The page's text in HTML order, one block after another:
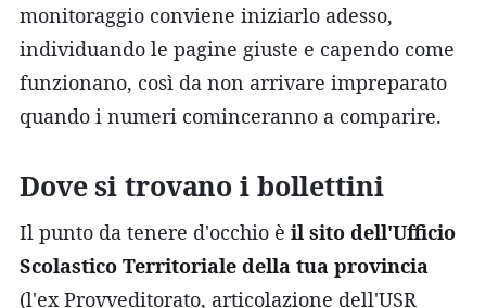
monitoraggio conviene iniziarlo adesso,
individuando le pagine giuste e capendo come
funzionano, così da non arrivare impreparato
quando i numeri cominceranno a comparire.
Dove si trovano i bollettini
Il punto da tenere d'occhio è il sito dell'Ufficio
Scolastico Territoriale della tua provincia
(l'ex Provveditorato, articolazione dell'USR